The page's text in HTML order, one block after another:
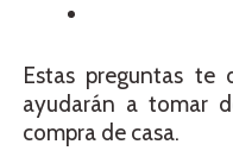
Estas preguntas
ayudarán a tomar
compra de casa.